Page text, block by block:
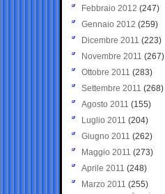
Febbraio 2012 (247)
Gennaio 2012 (259)
Dicembre 2011 (223)
Novembre 2011 (267)
Ottobre 2011 (283)
Settembre 2011 (268)
Agosto 2011 (155)
Luglio 2011 (204)
Giugno 2011 (262)
Maggio 2011 (273)
Aprile 2011 (248)
Marzo 2011 (255)